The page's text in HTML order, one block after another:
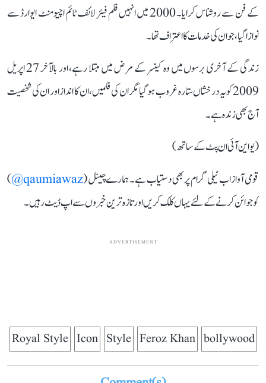
کے فن سے روشناس کرایا۔ 2000 میں انہیں فلم فیئر لائف ٹائم اچیومنٹ ایوارڈ سے
نوازا گیا، جو ان کی خدمات کا اعتراف تھا۔
زندگی کے آخری برسوں میں وہ کینسر کے مرض میں مبتلا رہے، اور بالآخر 27 اپریل
2009 کو یہ درخشاں ستارہ غروب ہو گیا مگر ان کی فلمیں، ان کا انداز اور ان کی شخصیت
آج بھی زندہ ہے۔
(یو این آئی ان پٹ کے ساتھ)
قومی آواز اب ٹیلی گرام پر بھی دستیاب ہے۔ ہمارے چینل (qaumiawaz@
)
کو جوائن کرنے کے لئے یہاں کلک کریں اور تازہ ترین خبروں سے اپ ڈیٹ رہیں۔
ADVERTISEMENT
bollywood
Feroz Khan
Style
Icon
Royal Style